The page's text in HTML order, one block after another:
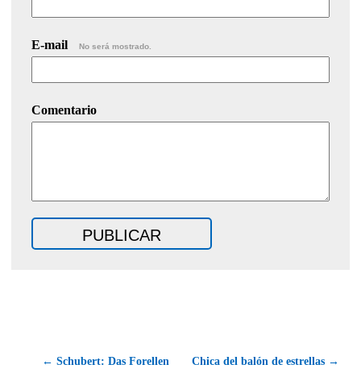
E-mail No será mostrado.
Comentario
← Schubert: Das Forellen
Chica del balón de estrellas →